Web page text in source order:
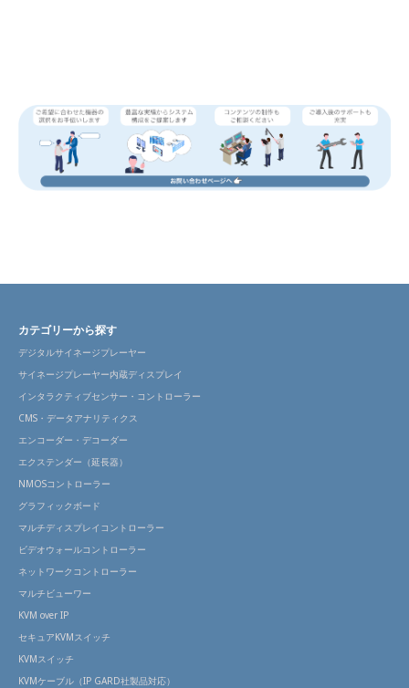
カテゴリーから探す
デジタルサイネージプレーヤー
サイネージプレーヤー内蔵ディスプレイ
インタラクティブセンサー・コントローラー
CMS・データアナリティクス
エンコーダー・デコーダー
エクステンダー（延長器）
NMOSコントローラー
グラフィックボード
マルチディスプレイコントローラー
ビデオウォールコントローラー
ネットワークコントローラー
マルチビューワー
KVM over IP
セキュアKVMスイッチ
KVMスイッチ
KVMケーブル（IP GARD社製品対応）